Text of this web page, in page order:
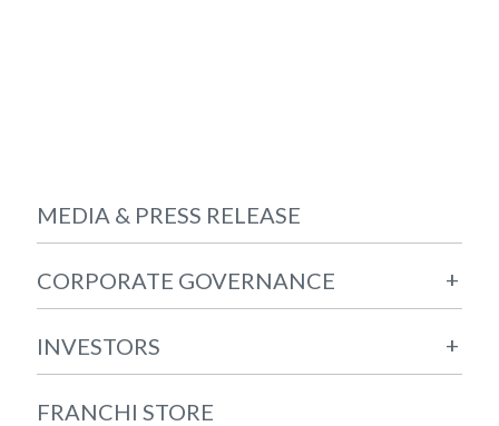
MEDIA & PRESS RELEASE
CORPORATE GOVERNANCE +
INVESTORS +
FRANCHI STORE